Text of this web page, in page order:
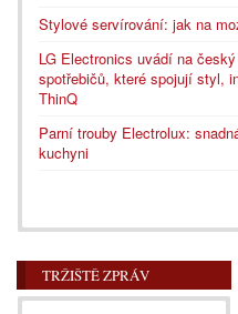
Stylové servírování: jak na
LG Electronics uvádí na
spotřebičů, které spojují styl,
ThinQ
Parní trouby Electrolux:
kuchyni
TRŽIŠTĚ ZPRÁV